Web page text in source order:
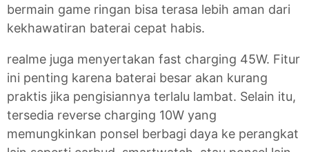
bermain game ringan bisa terasa lebih aman dari
kekhawatiran baterai cepat habis.
realme juga menyertakan fast charging 45W. Fitur
ini penting karena baterai besar akan kurang
praktis jika pengisiannya terlalu lambat. Selain itu,
tersedia reverse charging 10W yang
memungkinkan ponsel berbagi daya ke perangkat